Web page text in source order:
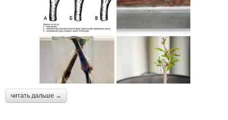
читать дальше →